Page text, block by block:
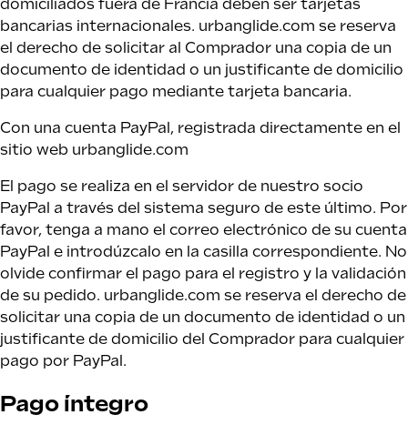
domiciliados fuera de Francia deben ser tarjetas
bancarias internacionales. urbanglide.com se reserva
el derecho de solicitar al Comprador una copia de un
documento de identidad o un justificante de domicilio
para cualquier pago mediante tarjeta bancaria.
Con una cuenta PayPal, registrada directamente en el
sitio web urbanglide.com
El pago se realiza en el servidor de nuestro socio
PayPal a través del sistema seguro de este último. Por
favor, tenga a mano el correo electrónico de su cuenta
PayPal e introdúzcalo en la casilla correspondiente. No
olvide confirmar el pago para el registro y la validación
de su pedido. urbanglide.com se reserva el derecho de
solicitar una copia de un documento de identidad o un
justificante de domicilio del Comprador para cualquier
pago por PayPal.
Pago íntegro